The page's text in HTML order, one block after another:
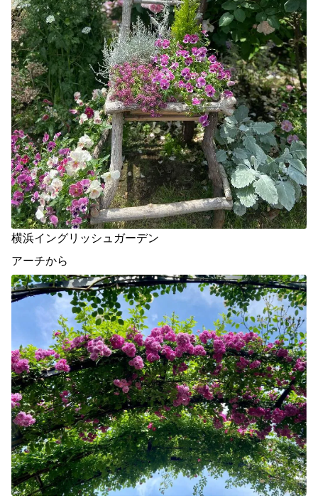
横浜イングリッシュガーデン
アーチから